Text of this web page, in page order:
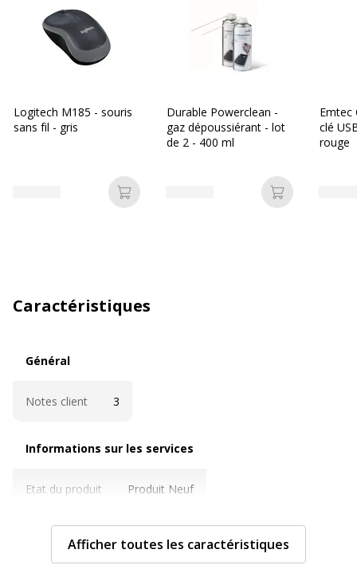
Logitech M185 - souris
sans fil - gris
Ajouter au panier
Durable Powerclean -
gaz dépoussiérant - lot
de 2 - 400 ml
Ajouter au
Emtec
clé
rouge
Caractéristiques
Général
Notes client 3
Informations sur les services
Etat du produit Produit Neuf
Caractéristiques générales
Caractéristiques générales
Afficher toutes les caractéristiques